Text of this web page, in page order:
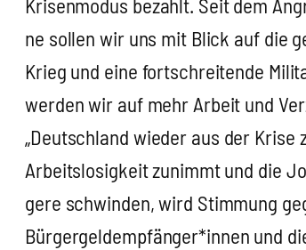
Kri­sen­mo­dus bezahlt. Seit dem
ne sol­len wir uns mit Blick auf die
Krieg und eine fort­schrei­ten­de
wer­den wir auf mehr Arbeit und
„Deutsch­land wie­der aus der Kri­se
Arbeits­lo­sig­keit zunimmt und die
ge­re schwin­den, wird Stim­mung
Bürgergeldempfänger*innen und